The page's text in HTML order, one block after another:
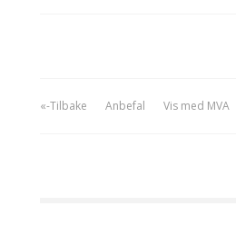
«-Tilbake Anbefal Vis med MVA